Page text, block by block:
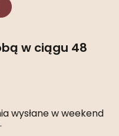
w ciągu 48
wysłane w weekend